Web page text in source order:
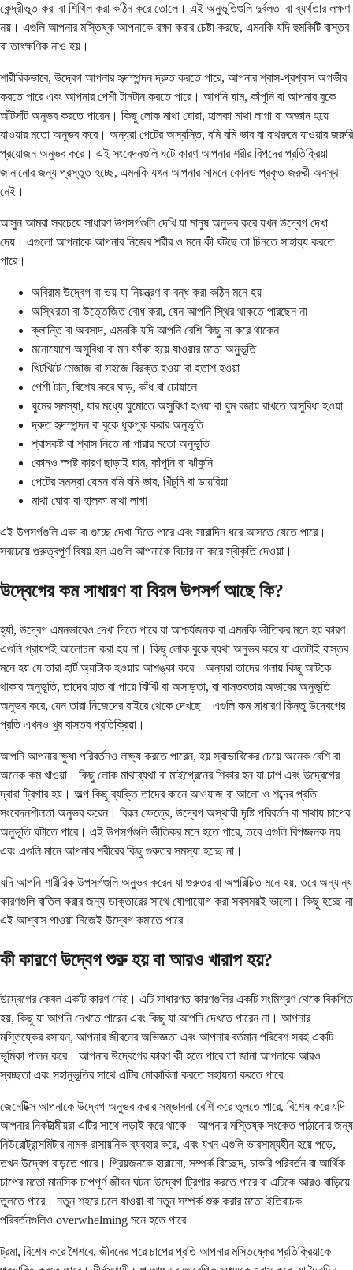
কেন্দ্রীভূত করা বা শিথিল করা কঠিন করে তোলে। এই অনুভূতিগুলি দুর্বলতা বা ব্যর্থতার লক্ষণ
নয়। এগুলি আপনার মস্তিষ্ক আপনাকে রক্ষা করার চেষ্টা করছে, এমনকি যদি হুমকিটি বাস্তব
বা তাৎক্ষণিক নাও হয়।
শারীরিকভাবে, উদ্বেগ আপনার হৃদস্পন্দন দ্রুত করতে পারে, আপনার শ্বাস-প্রশ্বাস অগভীর
করতে পারে এবং আপনার পেশী টানটান করতে পারে। আপনি ঘাম, কাঁপুনি বা আপনার বুকে
আঁটসাঁট অনুভব করতে পারেন। কিছু লোক মাথা ঘোরা, হালকা মাথা লাগা বা অজ্ঞান হয়ে
যাওয়ার মতো অনুভব করে। অন্যরা পেটের অস্বস্তি, বমি বমি ভাব বা বাথরুমে যাওয়ার জরুরি
প্রয়োজন অনুভব করে। এই সংবেদনগুলি ঘটে কারণ আপনার শরীর বিপদের প্রতিক্রিয়া
জানানোর জন্য প্রস্তুত হচ্ছে, এমনকি যখন আপনার সামনে কোনও প্রকৃত জরুরী অবস্থা
নেই।
আসুন আমরা সবচেয়ে সাধারণ উপসর্গগুলি দেখি যা মানুষ অনুভব করে যখন উদ্বেগ দেখা
দেয়। এগুলো আপনাকে আপনার নিজের শরীর ও মনে কী ঘটছে তা চিনতে সাহায্য করতে
পারে।
অবিরাম উদ্বেগ বা ভয় যা নিয়ন্ত্রণ বা বন্ধ করা কঠিন মনে হয়
অস্থিরতা বা উত্তেজিত বোধ করা, যেন আপনি স্থির থাকতে পারছেন না
ক্লান্তি বা অবসাদ, এমনকি যদি আপনি বেশি কিছু না করে থাকেন
মনোযোগে অসুবিধা বা মন ফাঁকা হয়ে যাওয়ার মতো অনুভূতি
খিটখিটে মেজাজ বা সহজে বিরক্ত হওয়া বা হতাশ হওয়া
পেশী টান, বিশেষ করে ঘাড়, কাঁধ বা চোয়ালে
ঘুমের সমস্যা, যার মধ্যে ঘুমোতে অসুবিধা হওয়া বা ঘুম বজায় রাখতে অসুবিধা হওয়া
দ্রুত হৃদস্পন্দন বা বুকে ধুকপুক করার অনুভূতি
শ্বাসকষ্ট বা শ্বাস নিতে না পারার মতো অনুভূতি
কোনও স্পষ্ট কারণ ছাড়াই ঘাম, কাঁপুনি বা ঝাঁকুনি
পেটের সমস্যা যেমন বমি বমি ভাব, খিঁচুনি বা ডায়রিয়া
মাথা ঘোরা বা হালকা মাথা লাগা
এই উপসর্গগুলি একা বা গুচ্ছে দেখা দিতে পারে এবং সারাদিন ধরে আসতে যেতে পারে।
সবচেয়ে গুরুত্বপূর্ণ বিষয় হল এগুলি আপনাকে বিচার না করে স্বীকৃতি দেওয়া।
উদ্বেগের কম সাধারণ বা বিরল উপসর্গ আছে কি?
হ্যাঁ, উদ্বেগ এমনভাবেও দেখা দিতে পারে যা আশ্চর্যজনক বা এমনকি ভীতিকর মনে হয় কারণ
এগুলি প্রায়শই আলোচনা করা হয় না। কিছু লোক বুকে ব্যথা অনুভব করে যা এতটাই বাস্তব
মনে হয় যে তারা হার্ট অ্যাটাক হওয়ার আশঙ্কা করে। অন্যরা তাদের গলায় কিছু আটকে
থাকার অনুভূতি, তাদের হাত বা পায়ে ঝিঁঝিঁ বা অসাড়তা, বা বাস্তবতার অভাবের অনুভূতি
অনুভব করে, যেন তারা নিজেদের বাইরে থেকে দেখছে। এগুলি কম সাধারণ কিন্তু উদ্বেগের
প্রতি এখনও খুব বাস্তব প্রতিক্রিয়া।
আপনি আপনার ক্ষুধা পরিবর্তনও লক্ষ্য করতে পারেন, হয় স্বাভাবিকের চেয়ে অনেক বেশি বা
অনেক কম খাওয়া। কিছু লোক মাথাব্যথা বা মাইগ্রেনের শিকার হন যা চাপ এবং উদ্বেগের
দ্বারা ট্রিগার হয়। অল্প কিছু ব্যক্তি তাদের কানে আওয়াজ বা আলো ও শব্দের প্রতি
সংবেদনশীলতা অনুভব করেন। বিরল ক্ষেত্রে, উদ্বেগ অস্থায়ী দৃষ্টি পরিবর্তন বা মাথায় চাপের
অনুভূতি ঘটাতে পারে। এই উপসর্গগুলি ভীতিকর মনে হতে পারে, তবে এগুলি বিপজ্জনক নয়
এবং এগুলি মানে আপনার শরীরের কিছু গুরুতর সমস্যা হচ্ছে না।
যদি আপনি শারীরিক উপসর্গগুলি অনুভব করেন যা গুরুতর বা অপরিচিত মনে হয়, তবে অন্যান্য
কারণগুলি বাতিল করার জন্য ডাক্তারের সাথে যোগাযোগ করা সবসময়ই ভালো। কিছু হচ্ছে না
এই আশ্বাস পাওয়া নিজেই উদ্বেগ কমাতে পারে।
কী কারণে উদ্বেগ শুরু হয় বা আরও খারাপ হয়?
উদ্বেগের কেবল একটি কারণ নেই। এটি সাধারণত কারণগুলির একটি সংমিশ্রণ থেকে বিকশিত
হয়, কিছু যা আপনি দেখতে পারেন এবং কিছু যা আপনি দেখতে পারেন না। আপনার
মস্তিষ্কের রসায়ন, আপনার জীবনের অভিজ্ঞতা এবং আপনার বর্তমান পরিবেশ সবই একটি
ভূমিকা পালন করে। আপনার উদ্বেগের কারণ কী হতে পারে তা জানা আপনাকে আরও
স্বচ্ছতা এবং সহানুভূতির সাথে এটির মোকাবিলা করতে সহায়তা করতে পারে।
জেনেটিক্স আপনাকে উদ্বেগ অনুভব করার সম্ভাবনা বেশি করে তুলতে পারে, বিশেষ করে যদি
আপনার নিকটাত্মীয়রা এটির সাথে লড়াই করে থাকে। আপনার মস্তিষ্ক সংকেত পাঠানোর জন্য
নিউরোট্রান্সমিটার নামক রাসায়নিক ব্যবহার করে, এবং যখন এগুলি ভারসাম্যহীন হয়ে পড়ে,
তখন উদ্বেগ বাড়তে পারে। প্রিয়জনকে হারানো, সম্পর্ক বিচ্ছেদ, চাকরি পরিবর্তন বা আর্থিক
চাপের মতো মানসিক চাপপূর্ণ জীবন ঘটনা উদ্বেগ ট্রিগার করতে পারে বা এটিকে আরও বাড়িয়ে
তুলতে পারে। নতুন শহরে চলে যাওয়া বা নতুন সম্পর্ক শুরু করার মতো ইতিবাচক
পরিবর্তনগুলিও overwhelming মনে হতে পারে।
ট্রমা, বিশেষ করে শৈশবে, জীবনের পরে চাপের প্রতি আপনার মস্তিষ্কের প্রতিক্রিয়াকে